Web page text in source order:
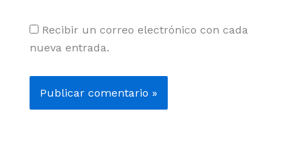
Recibir un correo electrónico con cada
nueva entrada.